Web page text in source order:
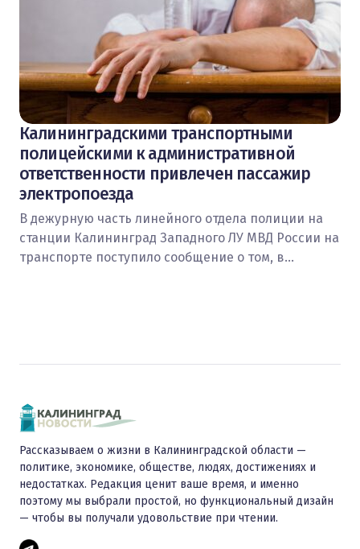
Калининградскими транспортными
полицейскими к административной
ответственности привлечен пассажир
электропоезда
В дежурную часть линейного отдела полиции на
станции Калининград Западного ЛУ МВД России на
транспорте поступило сообщение о том, в…
Рассказываем о жизни в Калининградской области —
политике, экономике, обществе, людях, достижениях и
недостатках. Редакция ценит ваше время, и именно
поэтому мы выбрали простой, но функциональный дизайн
— чтобы вы получали удовольствие при чтении.